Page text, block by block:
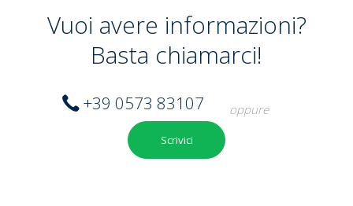
Vuoi avere informazioni?
Basta chiamarci!
+39 0573 83107 oppure
Scrivici